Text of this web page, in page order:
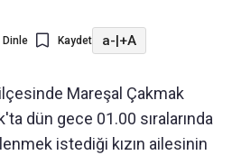
Dinle Kaydet a-|+A
Mareşal Çakmak
dün gece 01.00 sıralarında
istediği kızın ailesinin